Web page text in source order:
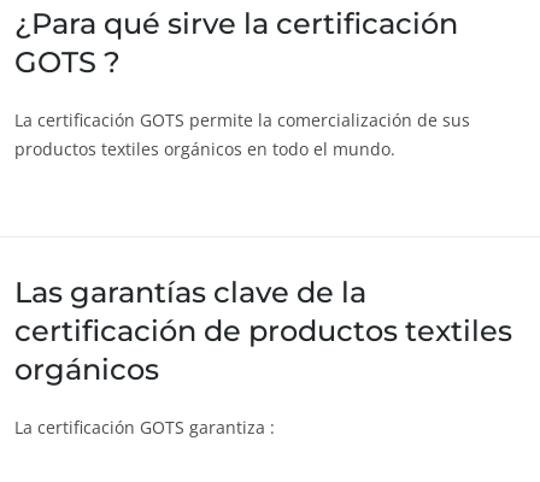
(japonés)
America
Argentina (español)
Brasil (portugués)
Canadá (inglés)
Colombia (español)
Estados Unidos
Perú (español)
¿Para qué sirve la certificación
GOTS ?
La certificación GOTS permite la comercialización de sus
productos textiles orgánicos en todo el mundo.
Las garantías clave de la
certificación de productos textiles
orgánicos
La certificación GOTS garantiza :